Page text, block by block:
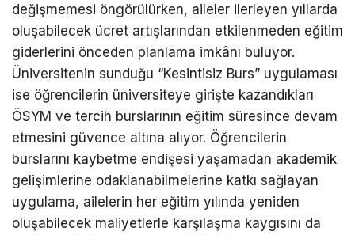
değişmemesi öngörülürken, aileler ilerleyen yıllarda
oluşabilecek ücret artışlarından etkilenmeden eğitim
giderlerini önceden planlama imkânı buluyor.
Üniversitenin sunduğu “Kesintisiz Burs” uygulaması
ise öğrencilerin üniversiteye girişte kazandıkları
ÖSYM ve tercih burslarının eğitim süresince devam
etmesini güvence altına alıyor. Öğrencilerin
burslarını kaybetme endişesi yaşamadan akademik
gelişimlerine odaklanabilmelerine katkı sağlayan
uygulama, ailelerin her eğitim yılında yeniden
oluşabilecek maliyetlerle karşılaşma kaygısını da